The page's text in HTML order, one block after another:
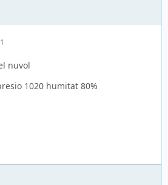
nuvol
1020 humitat 80%